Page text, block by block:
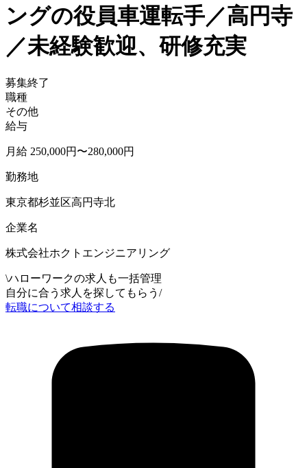
ングの役員車運転手／高円寺
／未経験歓迎、研修充実
募集終了
職種
その他
給与
月給 250,000円〜280,000円
勤務地
東京都杉並区高円寺北
企業名
株式会社ホクトエンジニアリング
\ハローワークの求人も一括管理
自分に合う求人を探してもらう /
転職について相談する